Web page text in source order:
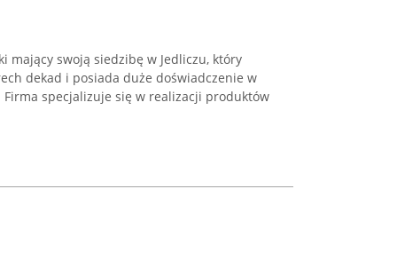
mający swoją siedzibę w Jedliczu, który
dekad i posiada duże doświadczenie w
specjalizuje się w realizacji produktów